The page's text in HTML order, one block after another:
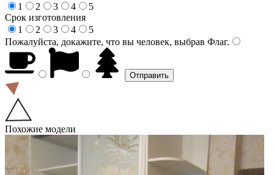
1
2 3 4
5
Срок изготовления
1
2 3 4
5
Пожалуйста, докажите, что вы человек, выбрав Флаг.
Похожие модели